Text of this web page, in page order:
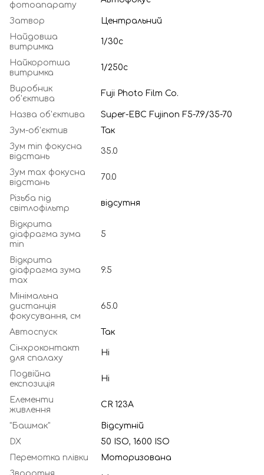
фотоапарату
Затвор
Центральний
Найдовша
витримка
1/30с
Найкоротша
витримка
1/250с
Виробник
об'єктива
Fuji Photo Film Co.
Назва об'єктива
Super-EBC Fujinon F5-7.9/35-70
Зум-об'єктив
Так
Зум min фокусна
відстань
35.0
Зум max фокусна
відстань
70.0
Різьба під
світлофільтр
відсутня
Відкрита
діафрагма зума
min
5
Відкрита
діафрагма зума
max
9.5
Мінімальна
дистанція
фокусування, см
65.0
Автоспуск
Так
Сінхроконтакт
для спалаху
Ні
Подвійна
експозиція
Ні
Елементи
живлення
CR 123A
"Башмак"
Відсутній
DX
50 ISO, 1600 ISO
Перемотка плівки
Моторизована